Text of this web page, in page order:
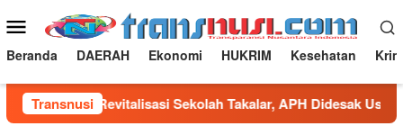
ke
konten
Menu
Mobile
Beranda DAERAH Ekonomi HUKRIM Kesehatan
Transnusi
Fee Revitalisasi Sekolah Takalar, APH Didesak Usut Tuntas